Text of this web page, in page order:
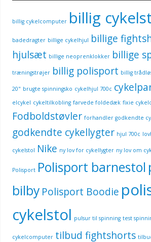
billig cykelcomputer billig
badedragter billige cykelhjul billige
hjulsæt billige neoprenklokker billige
træningstrøjer billig polisport billig
20" brugte spinningsko cykelhjul 700c
elcykel cykeltilkobling farvede foldedæk fixie
Fodboldstøvler forhandler godkendte
godkendte cykellygter hjul 700c
cykelstol Nike ny lov for cykellygter ny lov om
Polisport Polisport barnestol
bilby Polisport Boodie
cykelstol pulsur til spinning test
cykelcomputer tilbud fightshorts